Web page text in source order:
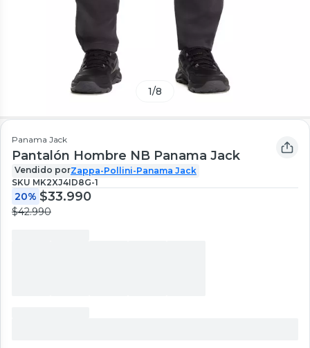
1/8
Panama Jack
Pantalón Hombre NB Panama Jack
Vendido porZappa-Pollini-Panama Jack
SKU MK2XJ4ID8G-1
20% $33.990
$42.990